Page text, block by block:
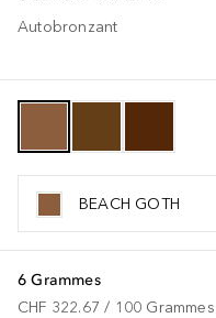
Autobronzant
BEACH GOTH
6 Grammes
CHF 322.67 / 100 Grammes